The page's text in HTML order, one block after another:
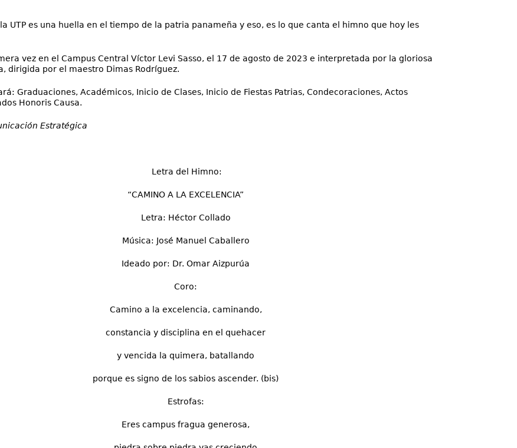
UTP es una huella en el tiempo de la patria panameña y eso, es lo que canta el himno que hoy les
vez en el Campus Central Víctor Levi Sasso, el 17 de agosto de 2023 e interpretada por la gloriosa
dirigida por el maestro Dimas Rodríguez.
Graduaciones, Académicos, Inicio de Clases, Inicio de Fiestas Patrias, Condecoraciones, Actos
Honoris Causa.
Estratégica
Letra del Himno:
“CAMINO A LA EXCELENCIA”
Letra: Héctor Collado
Música: José Manuel Caballero
Ideado por: Dr. Omar Aizpurúa
Coro:
Camino a la excelencia, caminando,
constancia y disciplina en el quehacer
y vencida la quimera, batallando
porque es signo de los sabios ascender. (bis)
Estrofas:
Eres campus fragua generosa,